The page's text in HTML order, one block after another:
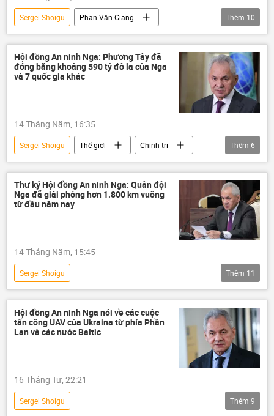
Sergei Shoigu
Phan Văn Giang
Chính trị
Thế giới
Nga
Hợp tác Nga-Việt
Việt Nam
Châu Á
Thái Bình Dương
Trung Đông
Thêm 10
Hội đồng An ninh Nga: Phương Tây đã
đóng băng khoảng 590 tỷ đô la của Nga
và 7 quốc gia khác
14 Tháng Năm, 16:35
Sergei Shoigu Thế giới
Chính trị
Joe Biden
Nga
phương Tây
Taliban
Tổ chức hợp tác Thượng Hải (SCO)
Afghanistan
Thêm 6
Thư ký Hội đồng An ninh Nga: Quân đội
Nga đã giải phóng hơn 1.800 km vuông
từ đầu năm nay
14 Tháng Năm, 15:45
Sergei Shoigu
Chiến dịch quân sự đặc biệt tại Ukraina
Quân đội Nga
Thế giới
Vladimir Putin
Ukraina
DNR
LNR
Thêm 11
Hội đồng An ninh Nga nói về các cuộc
tấn công UAV của Ukraina từ phía Phần
Lan và các nước Baltic
16 Tháng Tư, 22:21
Sergei Shoigu
Thêm 9